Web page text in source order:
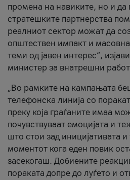
промена на навиките, но и да
стратешките партнерства
реалниот сектор можат да
општествен импакт и
теми од јавен интерес“,
министер за внатрешни
„Во рамките на кампањата
телефонска линија со
преку која граѓаните имаа
почувствуваат емоцијата и
што стои зад иницијативата
моментот кога еден повик
засекогаш. Добиените
пораката допре до луѓето и